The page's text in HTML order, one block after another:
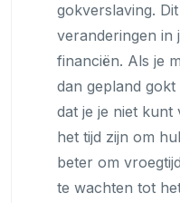
gokverslaving.
veranderingen in
financiën. Als je
dan gepland
dat je je niet
het tijd zijn om
beter om
te wachten tot